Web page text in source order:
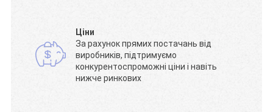
Ціни
За рахунок прямих постачань від
виробників, підтримуємо
конкурентоспроможні ціни і навіть
нижче ринкових